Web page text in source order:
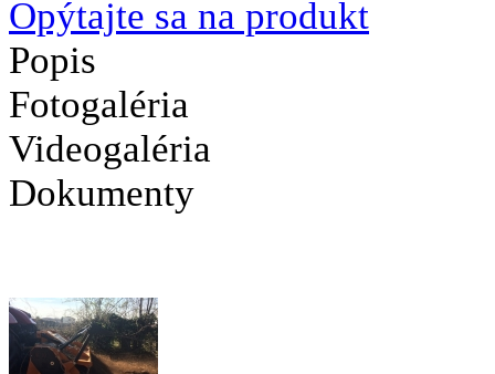
Opýtajte sa na produkt
Popis
Fotogaléria
Videogaléria
Dokumenty